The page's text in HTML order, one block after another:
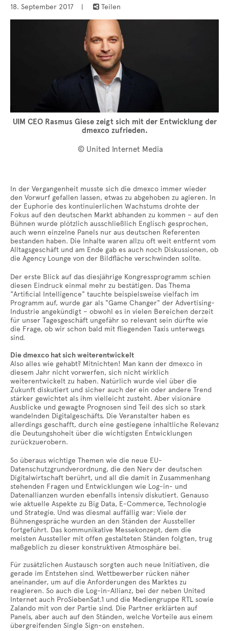
18. September 2017 |  Teilen
UIM CEO Rasmus Giese zeigt sich mit der Entwicklung der
dmexco zufrieden.
© United Internet Media
In der Vergangenheit musste sich die dmexco immer wieder
den Vorwurf gefallen lassen, etwas zu abgehoben zu agieren. In
der Euphorie des kontinuierlichen Wachstums drohte der
Fokus auf den deutschen Markt abhanden zu kommen – auf den
Bühnen wurde plötzlich ausschließlich Englisch gesprochen,
auch wenn einzelne Panels nur aus deutschen Referenten
bestanden haben. Die Inhalte waren allzu oft weit entfernt vom
Alltagsgeschäft und am Ende gab es auch noch Diskussionen, ob
die Agency Lounge von der Bildfläche verschwinden sollte.
Der erste Blick auf das diesjährige Kongressprogramm schien
diesen Eindruck einmal mehr zu bestätigen. Das Thema
"Artificial Intelligence" tauchte beispielsweise vielfach im
Programm auf, wurde gar als "Game Changer" der Advertising-
Industrie angekündigt – obwohl es in vielen Bereichen derzeit
für unser Tagesgeschäft ungefähr so relevant sein dürfte wie
die Frage, ob wir schon bald mit fliegenden Taxis unterwegs
sind.
Die dmexco hat sich weiterentwickelt
Also alles wie gehabt? Mitnichten! Man kann der dmexco in
diesem Jahr nicht vorwerfen, sich nicht wirklich
weiterentwickelt zu haben. Natürlich wurde viel über die
Zukunft diskutiert und sicher auch der ein oder andere Trend
stärker gewichtet als ihm vielleicht zusteht. Aber visionäre
Ausblicke und gewagte Prognosen sind Teil des sich so stark
wandelnden Digitalgeschäfts. Die Veranstalter haben es
allerdings geschafft, durch eine gestiegene inhaltliche Relevanz
die Deutungshoheit über die wichtigsten Entwicklungen
zurückzuerobern.
So überaus wichtige Themen wie die neue EU-
Datenschutzgrundverordnung, die den Nerv der deutschen
Digitalwirtschaft berührt, und all die damit in Zusammenhang
stehenden Fragen und Entwicklungen wie Log-in- und
Datenallianzen wurden ebenfalls intensiv diskutiert. Genauso
wie aktuelle Aspekte zu Big Data, E-Commerce, Technologie
und Strategie. Und was diesmal auffällig war: Viele der
Bühnengespräche wurden an den Ständen der Aussteller
fortgeführt. Das kommunikative Messekonzept, dem die
meisten Aussteller mit offen gestalteten Ständen folgten, trug
maßgeblich zu dieser konstruktiven Atmosphäre bei.
Für zusätzlichen Austausch sorgten auch neue Initiativen, die
gerade im Entstehen sind. Wettbewerber rücken näher
aneinander, um auf die Anforderungen des Marktes zu
reagieren. So auch die Log-in-Allianz, bei der neben United
Internet auch ProSiebenSat.1 und die Mediengruppe RTL sowie
Zalando mit von der Partie sind. Die Partner erklärten auf
Panels, aber auch auf den Ständen, welche Vorteile aus einem
übergreifenden Single Sign-on enstehen.